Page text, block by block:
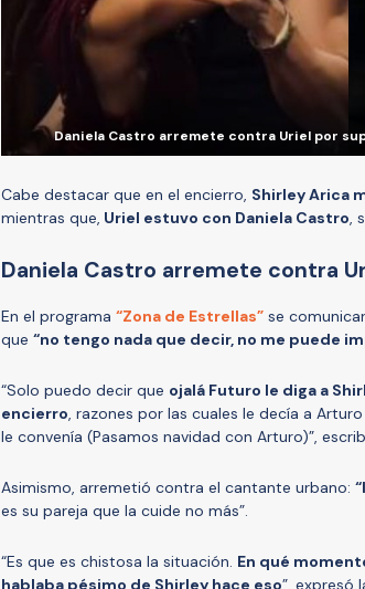
Daniela Castro arremete contra Uriel por
Cabe destacar que en el encierro, Shirley Arica
mientras que, Uriel estuvo con Daniela Castro,
Daniela Castro arremete contra
En el programa “Zona de Estrellas” se
que “no tengo nada que decir, no me puede
“Solo puedo decir que ojalá Futuro le diga a
encierro, razones por las cuales le decía a
le convenía (Pasamos navidad con Arturo)”,
Asimismo, arremetió contra el cantante urbano:
es su pareja que la cuide no más”.
“Es que es chistosa la situación. En qué
hablaba pésimo de Shirley hace eso”, expresó